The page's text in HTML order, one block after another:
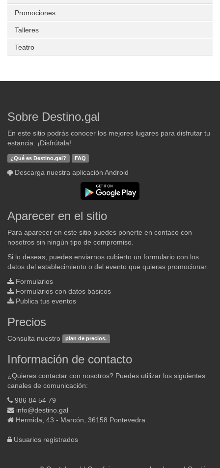
Promociones
Talleres
Teatro
Sobre Destino.gal
En este sitio podrás conocer los mejores lugares para disfrutar tu
estancia. ¡Disfrútala!
¿Qué es Destino.gal? FAQ
Descarga nuestra aplicación Android
Aparecer en el sitio
Para aparecer en este sitio puedes ponerte en contaco con
nosotros sin ningún tipo de compromiso.
Si lo deseas, puedes enviarnos cubierto un formulario con los
datos del establecimiento o del evento que quieras promocionar.
Formularios
Formularios con datos básicos
Publica tus eventos
Precios
Consulta nuestro plan de precios.
Información de contacto
¿Quieres contactar con nosotros? Puedes utilizar los siguientes
canales de comunicación:
986 84 54 79
info@destino.gal
Hermida, 43 - Marcón, 36158 Pontevedra
Usuarios registrados